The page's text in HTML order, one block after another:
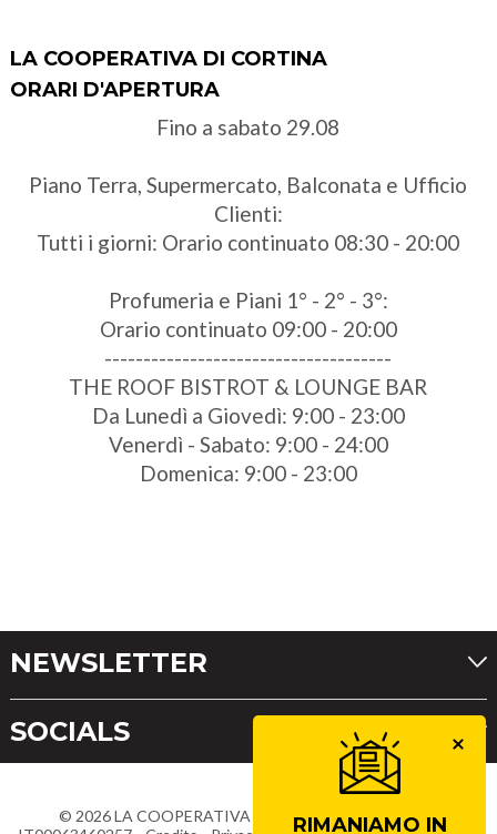
LA COOPERATIVA DI CORTINA
ORARI D'APERTURA
Fino a sabato 29.08
Piano Terra, Supermercato, Balconata e Ufficio
Clienti:
Tutti i giorni: Orario continuato 08:30 - 20:00
Profumeria e Piani 1° - 2° - 3°:
Orario continuato 09:00 - 20:00
-------------------------------------
THE ROOF BISTROT & LOUNGE BAR
Da Lunedì a Giovedì: 9:00 - 23:00
Venerdì - Sabato: 9:00 - 24:00
Domenica: 9:00 - 23:00
NEWSLETTER
SOCIALS
© 2026LA COOPERATIVA DI CORTINA
Partita IVA
RIMANIAMO IN